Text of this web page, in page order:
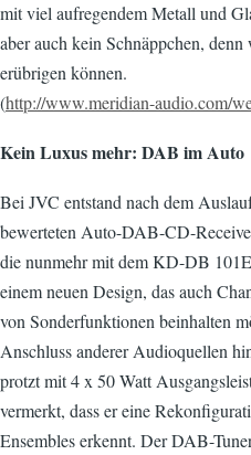
mit viel aufregendem Metall und
aber auch kein Schnäppchen,
erübrigen können.
(http://www.meridian-audio.com/
Kein Luxus mehr: DAB im Auto
Bei JVC entstand nach dem
bewerteten Auto-DAB-CD-
die nunmehr mit dem KD-DB
einem neuen Design, das auch
von Sonderfunktionen beinhalten
Anschluss anderer Audioquellen
protzt mit 4 x 50 Watt
vermerkt, dass er eine
Ensembles erkennt. Der DAB-